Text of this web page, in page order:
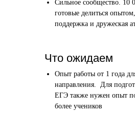
Что ожидаем
Сильное сообщество. 10
готовые делиться
поддержка и дружеская
Опыт работы от 1 года
направления. Для
ЕГЭ также нужен опыт
более учеников
Отвечаете по-английски на 4